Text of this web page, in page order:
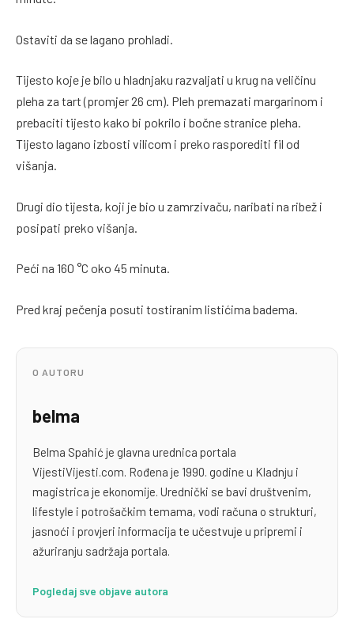
Ostaviti da se lagano prohladi.
Tijesto koje je bilo u hladnjaku razvaljati u krug na veličinu
pleha za tart (promjer 26 cm). Pleh premazati margarinom i
prebaciti tijesto kako bi pokrilo i bočne stranice pleha.
Tijesto lagano izbosti vilicom i preko rasporediti fil od
višanja.
Drugi dio tijesta, koji je bio u zamrzivaču, naribati na ribež i
posipati preko višanja.
Peći na 160 °C oko 45 minuta.
Pred kraj pečenja posuti tostiranim listićima badema.
O AUTORU
belma
Belma Spahić je glavna urednica portala
VijestiVijesti.com. Rođena je 1990. godine u Kladnju i
magistrica je ekonomije. Urednički se bavi društvenim,
lifestyle i potrošačkim temama, vodi računa o strukturi,
jasnoći i provjeri informacija te učestvuje u pripremi i
ažuriranju sadržaja portala.
Pogledaj sve objave autora